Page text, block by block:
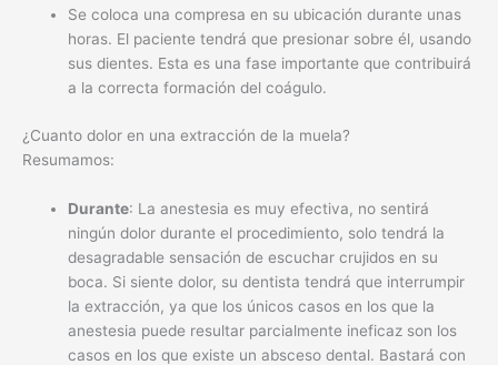
Se coloca una compresa en su ubicación durante unas
horas. El paciente tendrá que presionar sobre él, usando
sus dientes. Esta es una fase importante que contribuirá
a la correcta formación del coágulo.
¿Cuanto dolor en una extracción de la muela?
Resumamos:
Durante: La anestesia es muy efectiva, no sentirá
ningún dolor durante el procedimiento, solo tendrá la
desagradable sensación de escuchar crujidos en su
boca. Si siente dolor, su dentista tendrá que interrumpir
la extracción, ya que los únicos casos en los que la
anestesia puede resultar parcialmente ineficaz son los
casos en los que existe un absceso dental. Bastará con